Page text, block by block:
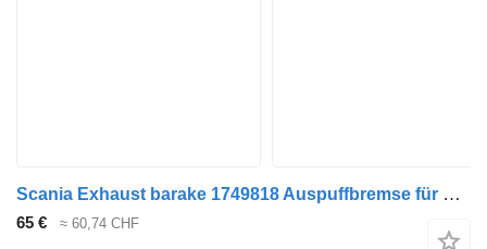
Scania Exhaust barake 1749818 Auspuffbremse für Scania R440 Sattelzugmaschine
65 € ≈ 60,74 CHF